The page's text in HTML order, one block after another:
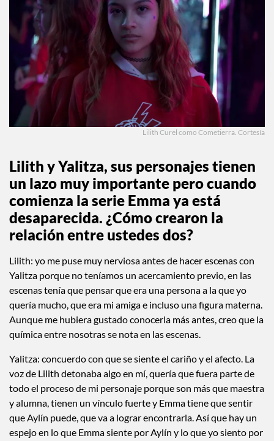
Lilith Curel como Cometierra. Cortesía
Lilith y Yalitza, sus personajes tienen
un lazo muy importante pero cuando
comienza la serie Emma ya está
desaparecida. ¿Cómo crearon la
relación entre ustedes dos?
Lilith: yo me puse muy nerviosa antes de hacer escenas con
Yalitza porque no teníamos un acercamiento previo, en las
escenas tenía que pensar que era una persona a la que yo
quería mucho, que era mi amiga e incluso una figura materna.
Aunque me hubiera gustado conocerla más antes, creo que la
química entre nosotras se nota en las escenas.
Yalitza: concuerdo con que se siente el cariño y el afecto. La
voz de Lilith detonaba algo en mí, quería que fuera parte de
todo el proceso de mi personaje porque son más que maestra
y alumna, tienen un vínculo fuerte y Emma tiene que sentir
que Aylín puede, que va a lograr encontrarla. Así que hay un
espejo en lo que Emma siente por Aylín y lo que yo siento por